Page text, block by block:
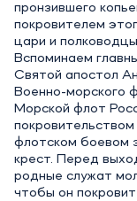
пронзившего
покровителем
цари и
Вспоминаем
Святой апостол
Военно-морского
Морской флот
флотском боевом
крест. Перед
родные служат
чтобы он